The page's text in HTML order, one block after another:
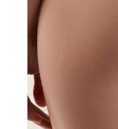
DODAJ
Jak złożyć zamówienie
POWIADOM